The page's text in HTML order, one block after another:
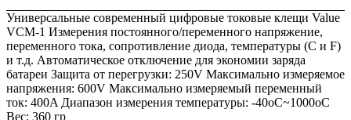
Универсальные современный цифровые токовые клещи Value
VCM-1 Измерения постоянного/переменного напряжение,
переменного тока, сопротивление диода, температуры (С и F)
и т.д. Автоматическое отключение для экономии заряда
батареи Защита от перегрузки: 250V Максимально измеряемое
напряжения: 600V Максимально измеряемый переменный
ток: 400A Диапазон измерения температуры: -40oС~1000oС
Вес: 360 гр